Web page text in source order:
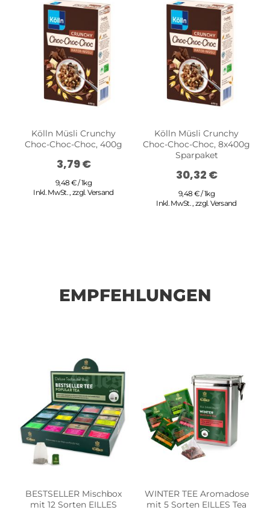
Kölln Müsli Crunchy
Choc-Choc-Choc, 400g
3,79 €
9,48 € / 1kg
Inkl. MwSt.,zzgl.Versand
Kölln Müsli Crunchy
Choc-Choc-Choc, 8x400g
Sparpaket
30,32 €
9,48 € / 1kg
Inkl. MwSt.,zzgl.Versand
EMPFEHLUNGEN
BESTSELLER Mischbox
mit 12 Sorten EILLES
WINTER TEE Aromadose
mit 5 Sorten EILLES Tea